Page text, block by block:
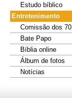
Estudo bíblico
Entretenimento
Comissão dos 70
Bate Papo
Bíblia online
Álbum de fotos
Notícias